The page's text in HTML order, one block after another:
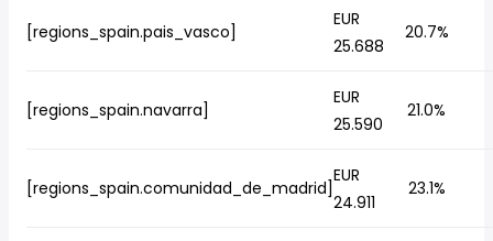
[regions_spain.pais_vasco]
EUR
25.688
20.7%
[regions_spain.navarra]
EUR
25.590
21.0%
[regions_spain.comunidad_de_madrid]
EUR
24.911
23.1%